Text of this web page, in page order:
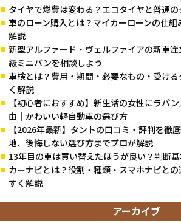
タイヤで燃費は変わる？エコタイヤと普通
車のローン購入とは？マイカーローンの仕
解説
新型アルファード・ヴェルファイアの新車
級ミニバンを相談しよう
車検とは？費用・期間・必要なもの・受け
く解説
【初心者におすすめ】新生活の女性にラパ
由｜かわいい軽自動車の選び方
【2026年最新】タントの口コミ・評判を徹
地、後悔しない選び方までプロが解説
13年目の車は買い替えたほうが良い？判断
カーナビとは？役割・種類・スマホナビと
すく解説
アーカイブ